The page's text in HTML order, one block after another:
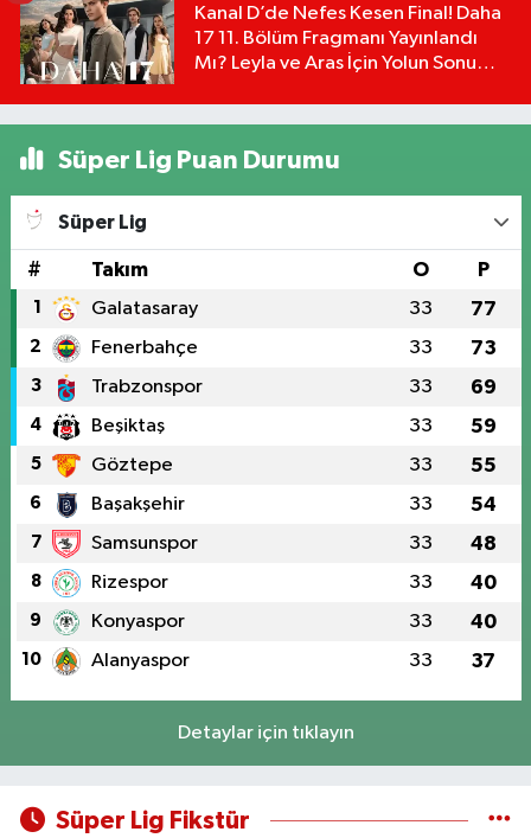
Kanal D’de Nefes Kesen Final! Daha
17 11. Bölüm Fragmanı Yayınlandı
Mı? Leyla ve Aras İçin Yolun Sonu
Süper Lig Puan Durumu
Süper Lig
# Takım O P
1 Galatasaray 33 77
2 Fenerbahçe 33 73
3 Trabzonspor 33 69
4 Beşiktaş 33 59
5 Göztepe 33 55
6 Başakşehir 33 54
7 Samsunspor 33 48
8 Rizespor 33 40
9 Konyaspor 33 40
10 Alanyaspor 33 37
Detaylar için tıklayın
Süper Lig Fikstür